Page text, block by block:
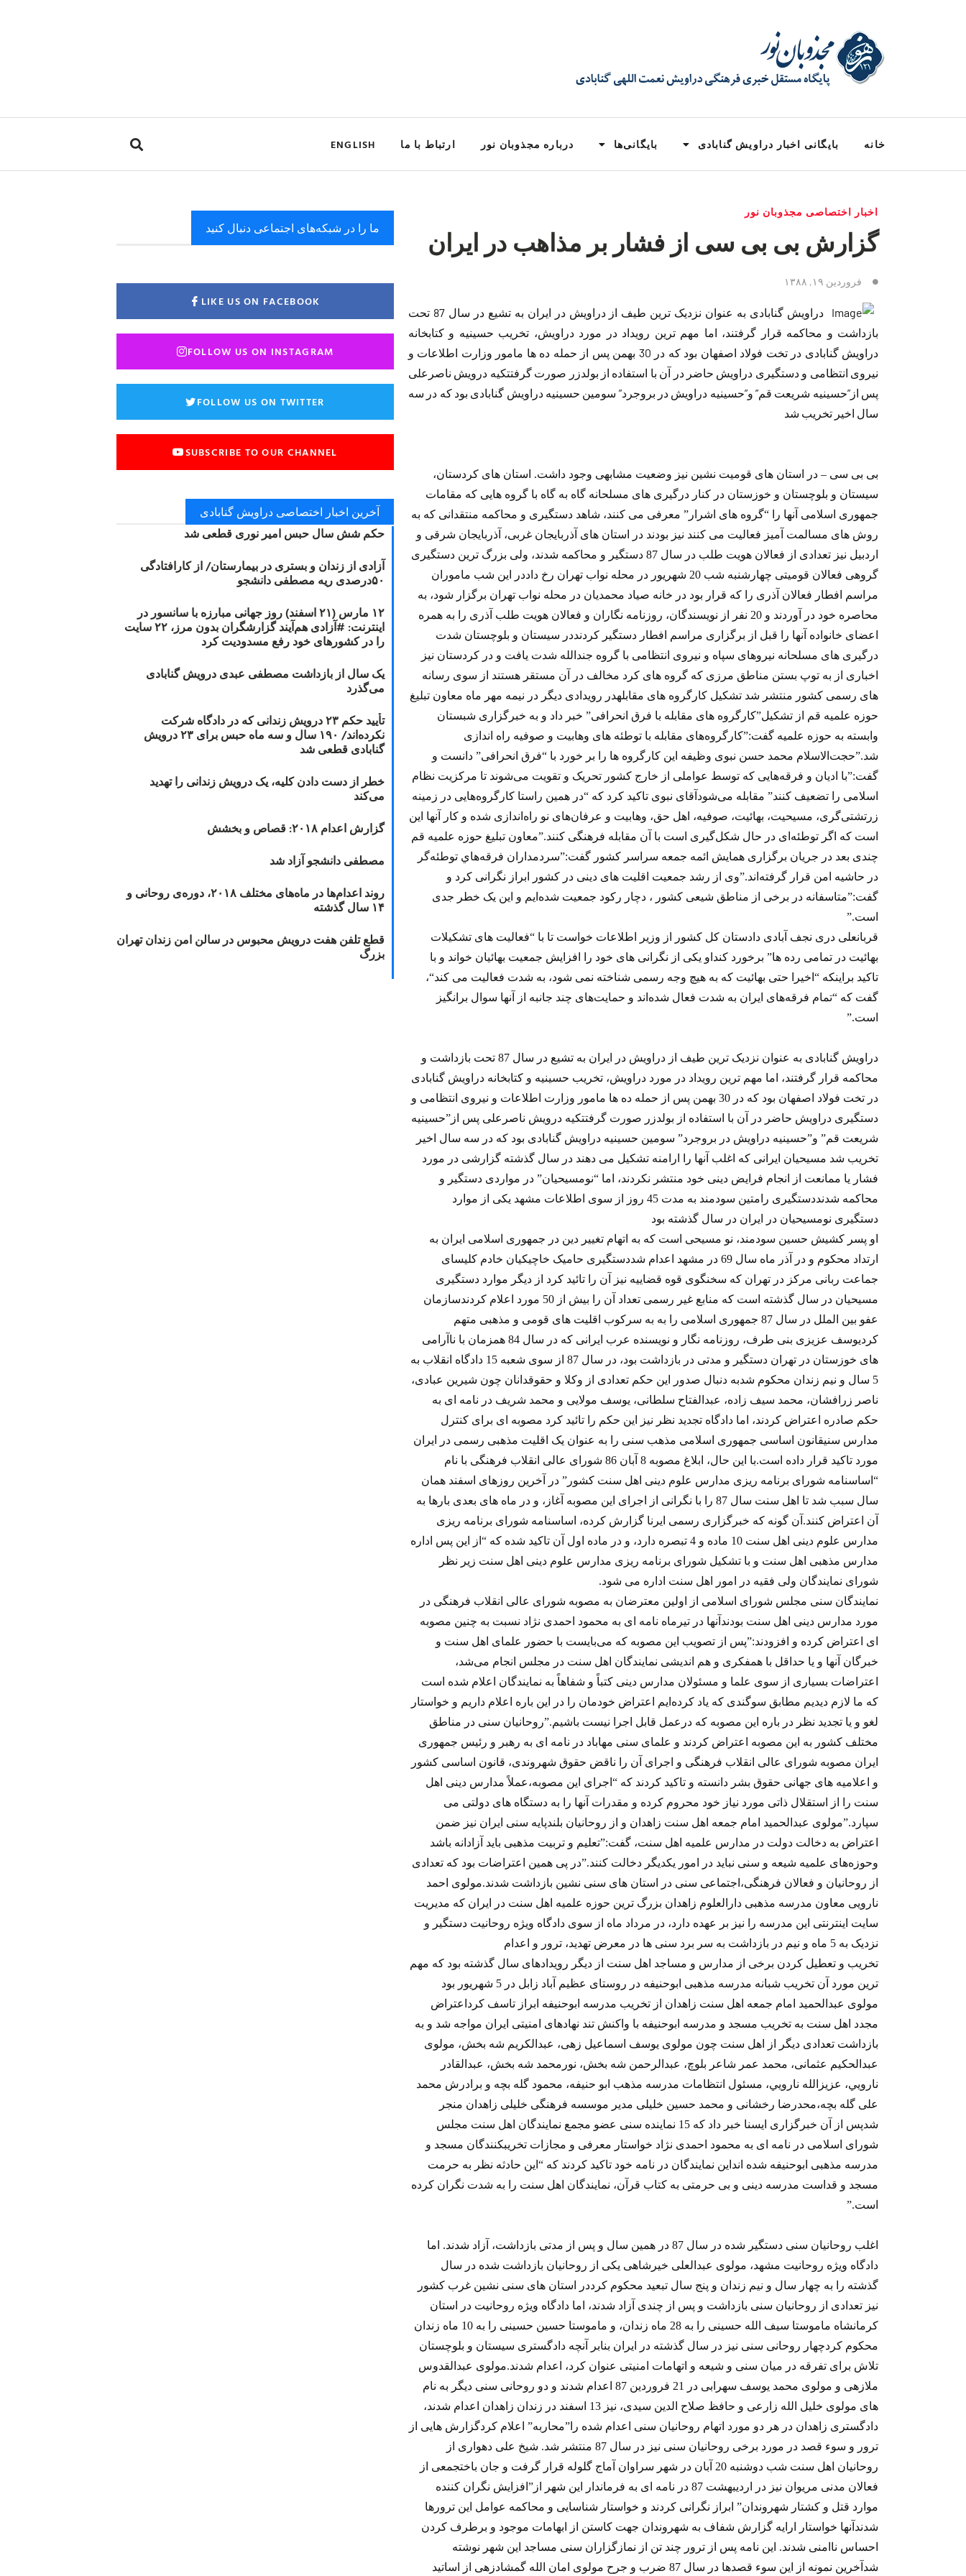
خانه بایگانی اخبار دراویش گنابادی بایگانی‌ها درباره مجذوبان نور ارتباط با ما ENGLISH
اخبار اختصاصی مجذوبان نور
گزارش بی بی سی از فشار بر مذاهب در ایران
فروردین ۱۹, ۱۳۸۸
دراویش گنابادی به عنوان نزدیک ترین طیف از دراویش در ایران به تشیع در سال 87 تحت
بازداشت و محاکمه قرار گرفتند، اما مهم ترین رویداد در مورد دراویش، تخریب حسینیه و کتابخانه
دراویش گنابادی در تخت فولاد اصفهان بود که در 30 بهمن پس از حمله ده ها مامور وزارت اطلاعات و
نیروی انتظامی و دستگیری دراویش حاضر در آن با استفاده از بولدزر صورت گرفتتکیه درویش ناصرعلی
پس از”حسینيه شریعت قم” و”حسینيه دراویش در بروجرد” سومین حسینيه دراویش گنابادی بود که در سه
سال اخیر تخریب شد
بی بی سی – در استان های قومیت نشین نیز وضعیت مشابهی وجود داشت. استان های کردستان،
سیستان و بلوچستان و خوزستان در کنار درگیری های مسلحانه گاه به گاه با گروه هایی که مقامات
جمهوری اسلامی آنها را “گروه های اشرار” معرفی می کنند، شاهد دستگیری و محاکمه منتقدانی که به
روش های مسالمت آمیز فعالیت می کنند نیز بودند در استان های آذربایجان غربی، آذربایجان شرقی و
اردبیل نیز تعدادی از فعالان هویت طلب در سال 87 دستگیر و محاکمه شدند، ولی بزرگ ترین دستگیری
گروهی فعالان قومیتی چهارشنبه شب 20 شهریور در محله نواب تهران رخ داددر این شب ماموران
مراسم افطار فعالان آذری را که قرار بود در خانه صياد محمديان در محله نواب تهران برگزار شود، به
محاصره خود در آوردند و 20 نفر از نویسندگان، روزنامه نگاران و فعالان هويت طلب آذری را به همره
اعضای خانواده آنها را قبل از برگزاری مراسم افطار دستگیر کردنددر سیستان و بلوچستان شدت
درگیری های مسلحانه نیروهای سپاه و نیروی انتظامی با گروه جندالله شدت يافت و در کردستان نیز
اخباری از به توپ بستن مناطق مرزی که گروه های کرد مخالف در آن مستقر هستند از سوی رسانه
های رسمی کشور منتشر شد تشکیل کارگروه های مقابلهدر رویدادی دیگر در نیمه مهر ماه معاون تبلیغ
حوزه علمیه قم از تشکیل”کارگروه های مقابله با فرق انحرافی” خبر داد و به خبرگزاری شبستان
وابسته به حوزه علمیه گفت:”کارگروه‌های مقابله با توطئه های وهابيت و صوفيه راه اندازی
شد.”حجت‌الاسلام‌ محمد حسن نبوی وظیفه اين کارگروه ها را بر خورد با “فرق انحرافی” دانست و
گفت:”با ادیان و فرقه‌هایی که توسط عواملی از خارج کشور تحریک و تقویت می‌شوند تا مرکزیت نظام
اسلامی را تضعیف کنند” مقابله می‌شودآقای نبوی تاکید کرد که “در همین راستا کارگروه‌هایی در زمینه
زرتشتی‌گری، مسیحیت، بهائیت، صوفیه، اهل حق، وهابیت و عرفان‌های نو راه‌اندازی شده و کار آنها این
است که اگر توطئه‌ای در حال شکل‌گیری است با آن مقابله فرهنگی کنند.”معاون تبلیغ حوزه علمیه قم
چندی بعد در جريان برگزاری همایش ائمه جمعه سراسر کشور گفت:”سردمداران فرقه‌هاي توطئه‌گر
در حاشيه امن قرار گرفته‌اند.”وی از رشد جمعيت ‏اقليت های دينی در کشور ابراز نگرانی کرد و
گفت:”متاسفانه در برخی از مناطق شيعی کشور ، دچار ‏رکود جمعيت شده‌ايم و اين يک خطر جدی
است‎.‎‏”
قربانعلی دری نجف آبادی دادستان کل کشور از وزیر اطلاعات خواست تا با “فعالیت های تشکیلات
بهائیت در تمامی رده ها” برخورد کند‏او یکی از نگرانی های خود را افزایش جمعیت بهائیان خواند و با
تاکید براینکه “اخيرا حتی بهائيت ‏که به هيچ وجه رسمی شناخته نمی ‌شود، به شدت فعاليت می کند‎“،
گفت که “تمام فرقه‌های ايران به شدت فعال شده‌اند و حمايت‌های ‏چند جانبه از آنها سوال برانگيز
است‎.‎‏”
دراویش گنابادی به عنوان نزدیک ترین طیف از دراویش در ایران به تشیع در سال 87 تحت بازداشت و
محاکمه قرار گرفتند، اما مهم ترین رویداد در مورد دراویش، تخریب حسینیه و کتابخانه دراویش گنابادی
در تخت فولاد اصفهان بود که در 30 بهمن پس از حمله ده ها مامور وزارت اطلاعات و نیروی انتظامی و
دستگیری دراویش حاضر در آن با استفاده از بولدزر صورت گرفتتکیه درویش ناصرعلی پس از”حسینيه
شریعت قم” و”حسینيه دراویش در بروجرد” سومین حسینيه دراویش گنابادی بود که در سه سال اخیر
تخریب شد مسیحیان ایرانی که اغلب آنها را ارامنه تشکیل می دهند در سال گذشته گزارشی در مورد
فشار یا ممانعت از انجام فرایض دینی خود منتشر نکردند، اما “نومسیحیان” در مواردی دستگیر و
محاکمه شدنددستگیری رامتین سودمند به مدت 45 روز از سوی اطلاعات مشهد یکی از موارد
دستگیری نومسیحیان در ایران در سال گذشته بود
او پسر کشیش حسين سودمند، نو مسیحی است که به اتهام تغییر دین در جمهوری اسلامی ایران به
ارتداد محکوم و در آذر ماه سال 69 در مشهد اعدام شددستگیری حامیک خاچیكیان خادم کلیسای
جماعت ربانی مركز در تهران که سخنگوی قوه قضاییه نیز آن را تائید کرد از دیگر موارد دستگیری
مسیحیان در سال گذشته است که منابع غیر رسمی تعداد آن را بیش از 50 مورد اعلام کردندسازمان
عفو بین الملل در سال 87 جمهوری اسلامی را به به سرکوب اقليت های قومی و مذهبی متهم
کردیوسف عزیزی بنی طرف، روزنامه نگار و نویسنده عرب ایرانی که در سال 84 همزمان با ناآرامی
های خوزستان در تهران دستگیر و مدتی در بازداشت بود، در سال 87 از سوی شعبه 15 دادگاه انقلاب به
5 سال و نیم زندان محکوم شدبه دنبال صدور این حکم تعدادی از وکلا و حقوقدانان چون شيرين عبادی،
ناصر زرافشان، محمد سيف زاده، عبدالفتاح سلطانی، یوسف مولایی و محمد شريف در نامه ای به
حکم صادره اعتراض کردند، اما دادگاه تجدید نظر نیز این حکم را تائید کرد مصوبه ای برای کنترل
مدارس سنیقانون اساسی جمهوری اسلامی مذهب سنی را به عنوان يک اقليت مذهبی رسمی در ایران
مورد تاکید قرار داده است.با اين حال، ابلاغ مصوبه 8 آبان 86 شورای عالی انقلاب فرهنگی با نام
“اساسنامه شورای برنامه‌ ريزی مدارس علوم دينی اهل سنت كشور” در آخرین روزهای اسفند همان
سال سبب شد تا اهل سنت سال 87 را با نگرانی از اجرای این مصوبه آغاز، و در ماه های بعدی بارها به
آن اعتراض کنند.آن گونه که خبرگزاری رسمی ایرنا گزارش کرده، اساسنامه شورای برنامه‌ ريزی
مدارس‌ علوم ‌دينی اهل ‌سنت ‌10 ماده و 4 تبصره دارد، و در ماده اول آن تاکید شده که “از این پس اداره
مدارس مذهبی اهل سنت و با تشکیل شورای برنامه ‌ريزی مدارس علوم دينی اهل سنت زير نظر
شورای نمايندگان ولی فقيه در امور اهل سنت اداره می شود.
نمایندگان سنی مجلس شورای اسلامی از اولین معترضان به مصوبه شورای عالی انقلاب فرهنگی در
مورد مدارس دینی اهل سنت بودندآنها در تیرماه نامه ای به محمود احمدی نژاد نسبت به چنین مصوبه
ای اعتراض کرده و افزودند:”پس از تصویب این مصوبه که می‌بایست با حضور علمای اهل‌ سنت و
خبرگان آنها و یا حداقل با همفکری و هم اندیشی نمایندگان اهل ‌سنت در مجلس انجام می‌شد،
اعتراضات بسیاری از سوی علما و مسئولان مدارس دینی کتباً و شفاهاً به نمایندگان اعلام شده است
که ما لازم دیدیم مطابق سوگندی که یاد کرده‌ایم اعتراض خودمان را در این باره اعلام داریم و خواستار
لغو و یا تجدید نظر در باره این مصوبه که درعمل قابل اجرا نیست باشیم.”روحانیان سنی در مناطق
مختلف کشور به اين مصوبه اعتراض کردند و علمای سنی مهاباد در نامه ای به رهبر و رئیس جمهوری
ایران مصوبه شورای عالی انقلاب فرهنگی و اجرای آن را ناقض حقوق شهروندی، قانون اساسی کشور
و اعلامیه های جهانی حقوق بشر دانسته و تاکید کردند که “اجرای این مصوبه،عملاً مدارس دینی اهل
سنت را از استقلال ذاتی مورد نیاز خود محروم کرده و مقدرات آنها را به دستگاه های دولتی می
سپارد.”مولوی عبدالحمید امام جمعه اهل سنت زاهدان و از روحانیان بلندپایه سنی ایران نیز ضمن
اعتراض به دخالت دولت در مدارس علمیه اهل سنت، گفت:”تعلیم و تربیت مذهبی باید آزادانه باشد
وحوزه‌های علمیه شیعه و سنی نباید در امور یکدیگر دخالت کنند.”در پی همین اعتراضات بود که تعدادی
از روحانیان و فعالان فرهنگی،اجتماعی سنی در استان های سنی نشین بازداشت شدند.مولوی احمد
نارویی معاون مدرسه مذهبی دارالعلوم زاهدان بزرگ ترین حوزه علمیه اهل سنت در ایران که مدیریت
سایت اینترنتی این مدرسه را نیز بر عهده دارد، در مرداد ماه از سوی دادگاه ویژه روحانیت دستگیر و
نزدیک به 5 ماه و نیم در بازداشت به سر برد سنی ها در معرض تهدید، ترور و اعدام
تخریب و تعطیل کردن برخی از مدارس و مساجد اهل سنت از دیگر رویدادهای سال گذشته بود که مهم
ترین مورد آن تخریب شبانه مدرسه مذهبی ابوحنيفه در روستای عظيم آباد زابل در 5 شهریور بود
مولوی عبدالحمید امام جمعه اهل سنت زاهدان از تخریب مدرسه ابوحنیفه ابراز تاسف کرداعتراض
مجدد اهل سنت به تخریب مسجد و مدرسه ابوحنیفه با واکنش تند نهادهای امنیتی ایران مواجه شد و به
بازداشت تعدادی دیگر از اهل سنت چون مولوی يوسف اسماعيل زهی، عبدالکريم شه بخش، مولوی
عبدالحکيم عثمانی، محمد عمر شاعر بلوچ، عبدالرحمن شه بخش، نورمحمد شه بخش، عبدالقادر
نارويي، عزيزالله نارويي، مسئول انتظامات مدرسه مذهب ابو حنیفه، محمود گله بچه و برادرش محمد
علی گله بچه،محدرضا رخشانی و محمد ‏حسين خليلی مدير موسسه فرهنگی خليلی زاهدان منجر
شدپس از آن خبرگزاری ایسنا خبر داد که 15 نماینده سنی عضو مجمع نمايندگان اهل سنت مجلس
شورای اسلامی در نامه ای به محمود احمدی نژاد خواستار معرفی و مجازات ‏تخريب‎کنندگان ‎مسجد و
مدرسه مذهبی ابوحنيفه شده انداین نمایندگان در نامه خود تاکید کردند که “اين حادثه نظر به حرمت
مسجد و قداست مدرسه‌ دينی و ‏بی ‌حرمتی به‎ ‎كتاب قرآن، نمايندگان اهل سنت را به شدت نگران كرده
است.”
اغلب روحانیان سنی دستگیر شده در سال 87 در همین سال و پس از مدتی بازداشت، آزاد شدند. اما
دادگاه ویژه روحانیت مشهد، مولوی عبدالعلی خیرشاهی یکی از روحانیان بازداشت شده در سال
گذشته را به چهار سال و نیم زندان و پنج سال تبعید محکوم کرددر استان های سنی نشین غرب کشور
نیز تعدادی از روحانیان سنی بازداشت و پس از چندی آزاد شدند، اما دادگاه ویژه روحانیت در استان
کرمانشاه ماموستا سیف الله حسینی را به 28 ماه زندان، و ماموستا حسین حسینی را به 10 ماه زندان
محکوم کردچهار روحانی سنی نیز در سال گذشته در ایران بنابر آنچه دادگستری سیستان و بلوچستان
تلاش برای تفرقه در میان سنی و شیعه و اتهامات امنیتی عنوان کرد، اعدام شدند.مولوی عبدالقدوس
ملازهی و مولوی محمد یوسف سهرابی در 21 فروردین 87 اعدام شدند و دو روحانی سنی دیگر به نام
های مولوی خلیل الله زارعی و حافظ صلاح الدین سیدی، نیز 13 اسفند در زندان زاهدان اعدام شدند،
دادگستری زاهدان در هر دو مورد اتهام روحانیان سنی اعدام شده را”محاربه” اعلام کردگزارش هایی از
ترور و سوء قصد در مورد برخی روحانیان سنی نیز در سال 87 منتشر شد. شیخ علی دهواری از
روحانیان اهل سنت شب دوشنبه 20 آبان در شهر سراوان آماج گلوله قرار گرفت و جان باختجمعی از
فعالان مدنی مریوان نیز در اردیبهشت 87 در نامه ای به فرماندار این شهر از”افزایش نگران کننده
موارد قتل و کشتار شهروندان” ابراز نگرانی کردند و خواستار شناسایی و محاکمه عوامل این ترورها
شدندآنها خواستار ارایه گزارش شفاف به شهروندان جهت کاستن از ابهامات موجود و برطرف کردن
احساس ناامنی شدند. این نامه پس از ترور چند تن از نمازگزاران سنی مساجد این شهر نوشته
شدآخرین نمونه از این سوء قصدها در سال 87 ضرب و جرح مولوی امان الله گمشادزهی از اساتید
ما را در شبکه‌های اجتماعی دنبال کنید
LIKE US ON FACEBOOK
FOLLOW US ON INSTAGRAM
FOLLOW US ON TWITTER
SUBSCRIBE TO OUR CHANNEL
آخرین اخبار اختصاصی دراویش گنابادی
حکم شش سال حبس امیر نوری قطعی شد
آزادی از زندان و بستری در بیمارستان/ از کارافتادگی
۵۰درصدی ریه مصطفی دانشجو
۱۲ مارس (۲۱ اسفند) روز جهانی مبارزه با سانسور در
اینترنت: #آزادی هم‌آیند گزارشگران‌ بدون مرز، ۲۲ سایت
را در کشورهای خود رفع مسدودیت کرد
یک سال از بازداشت مصطفی عبدی درویش گنابادی
می‌گذرد
تأیید حکم ۲۳ درویش زندانی که در دادگاه شرکت
نکرده‌اند/ ۱۹۰ سال و سه ماه حبس برای ۲۳ درویش
گنابادی قطعی شد
خطر از دست دادن کلیه، یک درویش زندانی را تهدید
می‌کند
گزارش اعدام ۲۰۱۸: قصاص و بخشش
مصطفی دانشجو آزاد شد
روند اعدام‌ها در ماه‌های مختلف ۲۰۱۸، دوره‌ی روحانی و
۱۴ سال گذشته
قطع تلفن هفت درویش محبوس در سالن امن زندان تهران
بزرگ